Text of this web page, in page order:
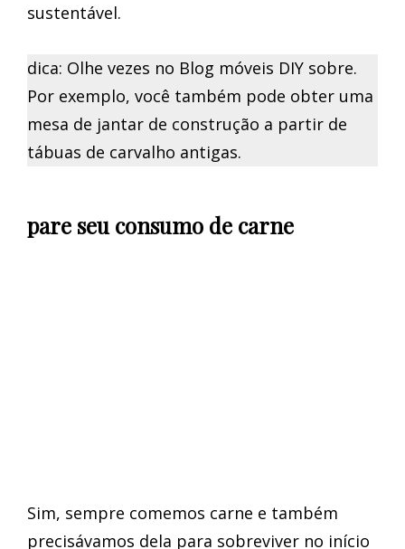
sustentável.
dica: Olhe vezes no Blog móveis DIY sobre.
Por exemplo, você também pode obter uma
mesa de jantar de construção a partir de
tábuas de carvalho antigas.
pare seu consumo de carne
Sim, sempre comemos carne e também
precisávamos dela para sobreviver no início